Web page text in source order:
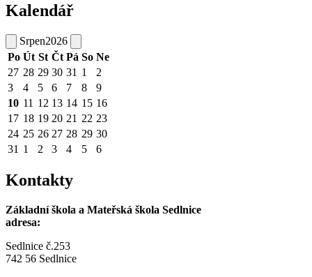
Kalendář
Srpen2026
Po Út St Čt Pá So Ne
27 28 29 30 31 1
2
3
4 5 6 7 8
9
10 11 12 13 14 15 16
17 18 19 20 21 22 23
24 25 26 27 28 29 30
31 1 2 3 4 5 6
Kontakty
Základní škola a Mateřská škola Sedlnice
adresa:
Sedlnice č.253
742 56 Sedlnice